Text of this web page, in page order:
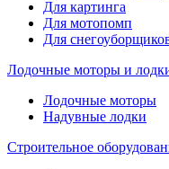
Для картинга
Для мотопомп
Для
Лодочные моторы и
Лодочные моторы
Надувные лодки
Строительное